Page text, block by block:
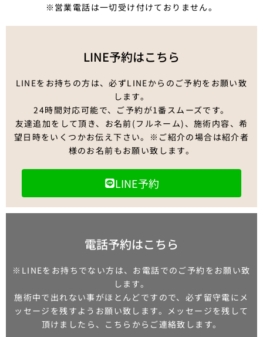
※営業電話は一切受け付けておりません。
LINE予約はこちら
LINEをお持ちの方は、必ずLINEからのご予約をお願い致
します。
24時間対応可能で、ご予約が1番スムーズです。
友達追加をして頂き、お名前(フルネーム)、施術内容、希
望日時をいくつかお伝え下さい。※ご紹介の場合は紹介者
様のお名前もお願い致します。
LINE予約
電話予約はこちら
※LINEをお持ちでない方は、お電話でのご予約をお願い致
します。
施術中で出れない事がほとんどですので、必ず留守電にメ
ッセージを残すようお願い致します。メッセージを残して
頂けましたら、こちらからご連絡致します。